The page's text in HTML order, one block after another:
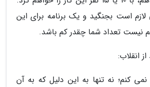
لازم است بجنگید و یک برنامه برای این
نیست تعداد شما چقدر کم باشد.
کنم؛ نه تنها به این دلیل که به آن